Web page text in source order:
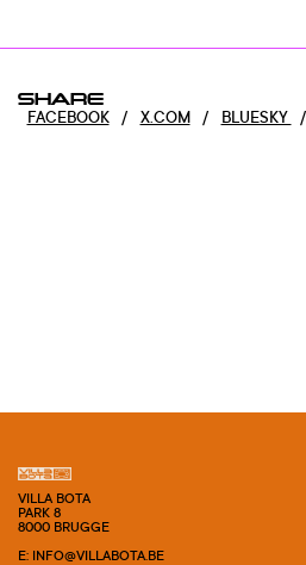
SHARE
FACEBOOK / X.COM / BLUESKY /
VILLA BOTA
PARK 8
8000 BRUGGE
E: INFO@VILLABOTA.BE